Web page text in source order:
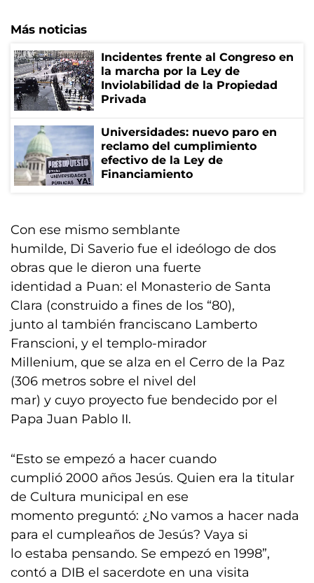
Más noticias
Incidentes frente al Congreso en
la marcha por la Ley de
Inviolabilidad de la Propiedad
Privada
Universidades: nuevo paro en
reclamo del cumplimiento
efectivo de la Ley de
Financiamiento
Con ese mismo semblante
humilde, Di Saverio fue el ideólogo de dos
obras que le dieron una fuerte
identidad a Puan: el Monasterio de Santa
Clara (construido a fines de los “80),
junto al también franciscano Lamberto
Franscioni, y el templo-mirador
Millenium, que se alza en el Cerro de la Paz
(306 metros sobre el nivel del
mar) y cuyo proyecto fue bendecido por el
Papa Juan Pablo II.
“Esto se empezó a hacer cuando
cumplió 2000 años Jesús. Quien era la titular
de Cultura municipal en ese
momento preguntó: ¿No vamos a hacer nada
para el cumpleaños de Jesús? Vaya si
lo estaba pensando. Se empezó en 1998”,
contó a DIB el sacerdote en una visita